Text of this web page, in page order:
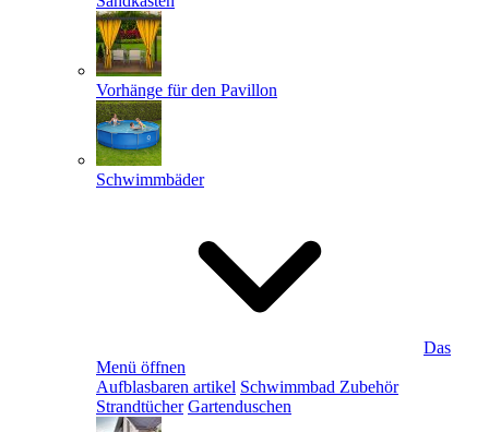
Vorhänge für den Pavillon
Schwimmbäder
Das
Menü öffnen
Aufblasbaren artikel Schwimmbad Zubehör
Strandtücher Gartenduschen